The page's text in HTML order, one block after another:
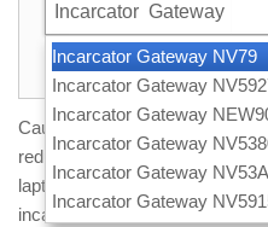
Incarcator Gateway
Incarcator Gateway NV79
Incarcator Gateway
Incarcator Gateway
Incarcator Gateway
Incarcator Gateway
Incarcator Gateway
Cauti un incarcator de laptop
reducere! Pentru ca lista
laptopuri Gateway este foarte
incarcatorul dorit folosind